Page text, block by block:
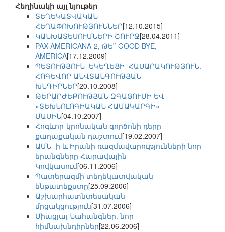
Հեղինակի այլ նյութեր
ՏԵՂԵԿԱՏՎԱԿԱՆ
ՀԵՂԱՓՈԽՈՒԹՅՈՒՆՆԵՐ[12.10.2015]
ԿԱՆԽԱՏԵՍՈՒՄՆԵՐԻ ՇՈՒՐՋ[28.04.2011]
PAX AMERICANA-2, ԹԵ՞ GOOD BYE,
AMERICA[17.12.2009]
ՊԵՏՈՒԹՅՈՒՆ–ԵԿԵՂԵՑԻ–ՀԱՍԱՐԱԿՈՒԹՅՈՒՆ.
ՀՈԳԵՎՈՐ ԱՆՎՏԱՆԳՈՒԹՅԱՆ
ԽՆԴԻՐՆԵՐ[20.10.2008]
ԹԵՐԱՐԺԵՔՈՒԹՅԱՆ ԶԳԱՑՈՒՄԻ ԵՎ
«ՏԵԽՆՈԼՈԳԻԱԿԱՆ ՀԱՄԱԿԱՐԳԻ»
ՄԱՍԻՆ[04.10.2007]
Հոգևոր-կրոնական գործոնի դերը
քաղաքական դաշտում[19.02.2007]
ԱՄՆ -ի և Իրանի ռազմավարությունների նոր
երանգները Հարավային
Կովկասում[06.11.2006]
Պատերազմի տեղեկատվական
ենթատեքստը[25.09.2006]
Աշխարհատնտեսական
մրցակցություն[31.07.2006]
Միացյալ Նահանգներ. նոր
հիմնախնդիրներ[22.06.2006]